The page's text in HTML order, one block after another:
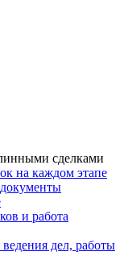
сделками
на каждом этапе
и работа
дел, работы